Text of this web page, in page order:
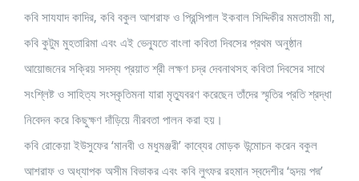
কবি সাযযাদ কাদির, কবি বকুল আশরাফ ও প্রিন্সিপাল ইকবাল সিদ্দিকীর মমতাময়ী মা,
কবি কুটুম মুহতারিমা এবং এই ভেন্যুতে বাংলা কবিতা দিবসের প্রথম অনুষ্ঠান
আয়োজনের সক্রিয় সদস্য প্রয়াত শ্রী লক্ষণ চদ্র দেবনাথসহ কবিতা দিবসের সাথে
সংশ্লিষ্ট ও সাহিত্য সংস্কৃতিমনা যারা মৃত্যুবরণ করেছেন তাঁদের স্মৃতির প্রতি শ্রদ্ধা
নিবেদন করে কিছুক্ষণ দাঁড়িয়ে নীরবতা পালন করা হয়।
কবি রোকেয়া ইউসুফের ‘মানবী ও মধুমঞ্জরী’ কাব্যের মোড়ক উন্মোচন করেন বকুল
আশরাফ ও অধ্যাপক অসীম বিভাকর এবং কবি লুৎফর রহমান স্বদেশীর ‘হৃদয় পদ্ম’